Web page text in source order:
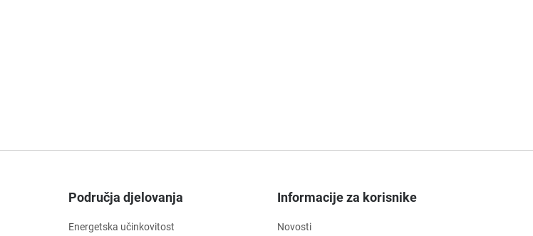
Područja djelovanja
Energetska učinkovitost
Informacije za korisnike
Novosti